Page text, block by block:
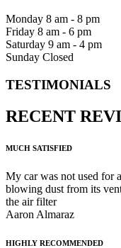
Monday 8 am - 8 pm
Friday 8 am - 6 pm
Saturday 9 am - 4 pm
Sunday Closed
TESTIMONIALS
RECENT
MUCH SATISFIED
My car was not used for
blowing dust from its
the air filter
Aaron Almaraz
HIGHLY RECOMMENDED